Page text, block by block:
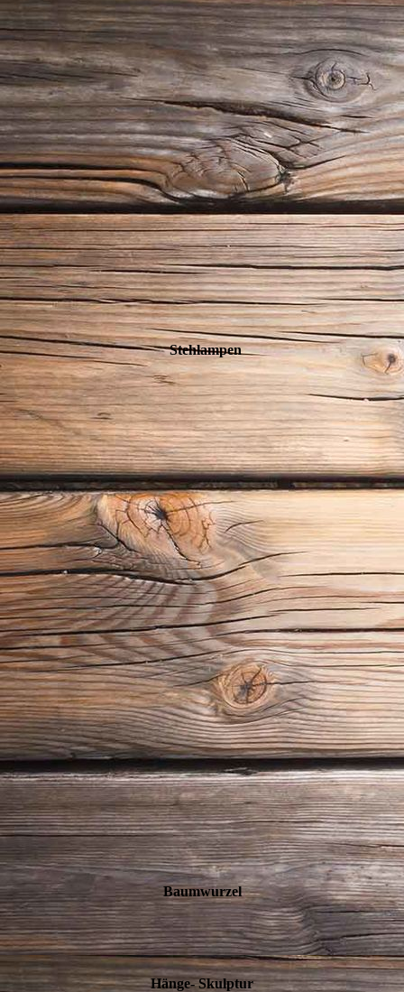
Stehlampen
Baumwurzel
Hänge- Skulptur